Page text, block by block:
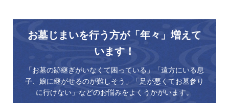
お墓じまいを行う方が「年々」増えて
います！
「お墓の跡継ぎがいなくて困っている」「遠方にいる息
子、娘に継がせるのが難しそう」「足が悪くてお墓参り
に行けない」などのお悩みをよくうかがいます。